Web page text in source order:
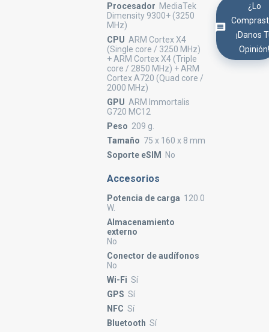
Procesador MediaTek
Dimensity 9300+ (3250
MHz)
CPU ARM Cortex X4
(Single core / 3250 MHz)
+ ARM Cortex X4 (Triple
core / 2850 MHz) + ARM
Cortex A720 (Quad core /
2000 MHz)
GPU ARM Immortalis
G720 MC12
Peso 209 g.
Tamaño 75 x 160 x 8 mm
Soporte eSIM
No
Accesorios
Potencia de carga 120.0
W.
Almacenamiento
externo
No
Conector de audífonos
No
Wi-Fi Sí
GPS Sí
NFC Sí
Bluetooth Sí
¿Lo
¡Danos